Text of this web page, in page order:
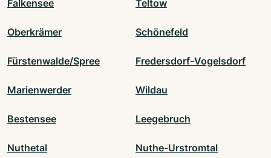
Falkensee Teltow
Oberkrämer Schönefeld
Fürstenwalde/Spree Fredersdorf-Vogelsdorf
Marienwerder Wildau
Bestensee Leegebruch
Nuthetal Nuthe-Urstromtal